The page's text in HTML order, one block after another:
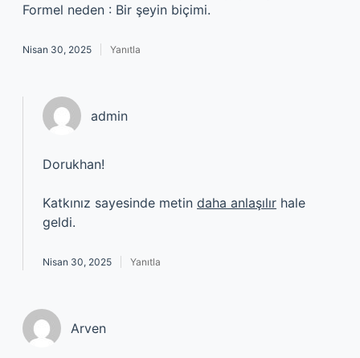
Formel neden : Bir şeyin biçimi.
Nisan 30, 2025 Yanıtla
admin
Dorukhan!
Katkınız sayesinde metin daha anlaşılır hale
geldi.
Nisan 30, 2025 Yanıtla
Arven